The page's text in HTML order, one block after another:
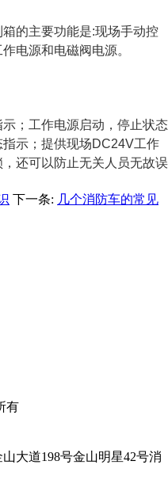
的主要功能是:现场手动控
电源和电磁阀电源。
；工作电源启动，停止状态
示；提供现场DC24V工作
还可以防止无关人员无故误
下一条: 几个消防车的常见
有
大道198号金山明星42号消